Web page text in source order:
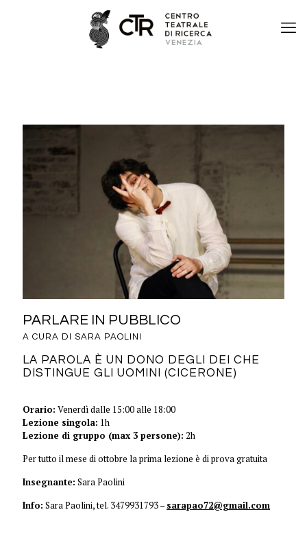
PARLARE IN PUBBLICO
A CURA DI SARA PAOLINI
LA PAROLA È UN DONO DEGLI DEI CHE
DISTINGUE GLI UOMINI (CICERONE)
Orario: Venerdì dalle 15:00 alle 18:00
Lezione singola: 1h
Lezione di gruppo (max 3 persone): 2h
Per tutto il mese di ottobre la prima lezione è di prova gratuita
Insegnante: Sara Paolini
Info: Sara Paolini, tel. 3479931793 –sarapao72@gmail.com